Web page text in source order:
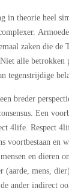
in theorie heel
zaken die de
alle
tegenstrijdige
breder
Een
4life. Respect
voortbestaan en
en dieren
(aarde, mens,
ander indirect